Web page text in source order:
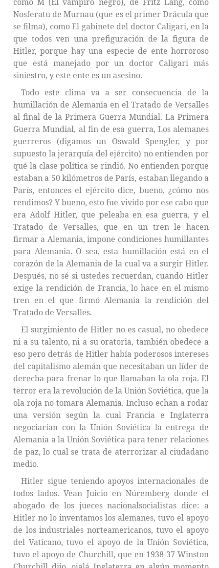
Nosferatu de Murnau (que es el primer Drácula que
se filma), como El gabinete del doctor Caligari, en la
que todos ven una prefiguración de la figura de
Hitler, porque hay una especie de ente horroroso
que está manejado por un doctor Caligari más
siniestro, y este ente es un asesino.
Todo este clima va a ser consecuencia de la
humillación de Alemania en el Tratado de Versalles
al final de la Primera Guerra Mundial. La Primera
Guerra Mundial, al fin de esa guerra, Los alemanes
guerreros (digamos un Oswald Spengler, y por
supuesto la jerarquía del ejército) no entienden por
qué la clase política se rindió. No entienden porque
estaban a 50 kilómetros de París, estaban llegando a
París, entonces el ejército dice, bueno, ¿cómo nos
rendimos? Y bueno, esto fue vivido por ese cabo que
era Adolf Hitler, que peleaba en esa guerra, y el
Tratado de Versalles, que en un tren le hacen
firmar a Alemania, impone condiciones humillantes
para Alemania. O sea, esta humillación está en el
corazón de la Alemania de la cual va a surgir Hitler.
Después, no sé si ustedes recuerdan, cuando Hitler
exige la rendición de Francia, lo hace en el mismo
tren en el que firmó Alemania la rendición del
Tratado de Versalles.
El surgimiento de Hitler no es casual, no obedece
ni a su talento, ni a su oratoria, también obedece a
eso pero detrás de Hitler había poderosos intereses
del capitalismo alemán que necesitaban un líder de
derecha para frenar lo que llamaban la ola roja. El
terror era la revolución de la Unión Soviética, que la
ola roja no tomara Alemania. Incluso echan a rodar
una versión según la cual Francia e Inglaterra
negociarían con la Unión Soviética la entrega de
Alemania a la Unión Soviética para tener relaciones
de paz, lo cual se trata de aterrorizar al ciudadano
medio.
Hitler sigue teniendo apoyos internacionales de
todos lados. Vean Juicio en Núremberg donde el
abogado de los jueces nacionalsocialistas dice: a
Hitler no lo inventamos los alemanes, tuvo el apoyo
de los industriales norteamericanos, tuvo el apoyo
del Vaticano, tuvo el apoyo de la Unión Soviética,
tuvo el apoyo de Churchill, que en 1938-37 Winston